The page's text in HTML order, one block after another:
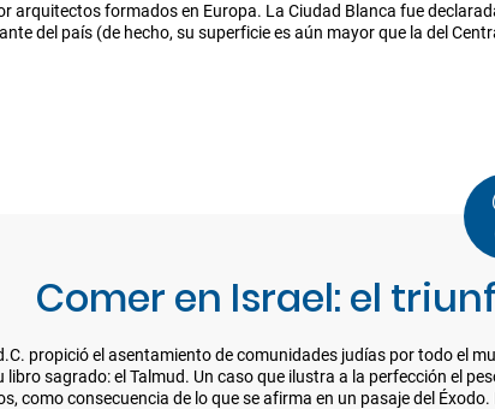
arquitectos formados en Europa. La Ciudad Blanca fue
del país (de hecho, su superficie es aún mayor que la del
Comer en Israel: el
propició el asentamiento de comunidades judías por todo el
sagrado: el Talmud. Un caso que ilustra a la perfección el
como consecuencia de lo que se afirma en un pasaje del